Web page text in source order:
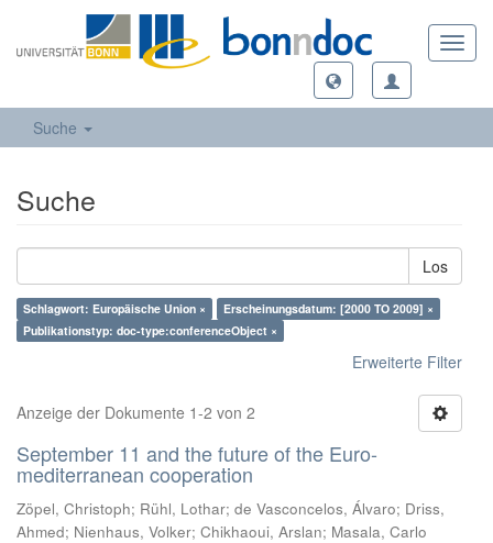
Suche
Suche
Los
Schlagwort: Europäische Union ×
Erscheinungsdatum: [2000 TO 2009] ×
Publikationstyp: doc-type:conferenceObject ×
Erweiterte Filter
Anzeige der Dokumente 1-2 von 2
September 11 and the future of the Euro-
mediterranean cooperation
Zöpel, Christoph; Rühl, Lothar; de Vasconcelos, Álvaro; Driss,
Ahmed; Nienhaus, Volker; Chikhaoui, Arslan; Masala, Carlo